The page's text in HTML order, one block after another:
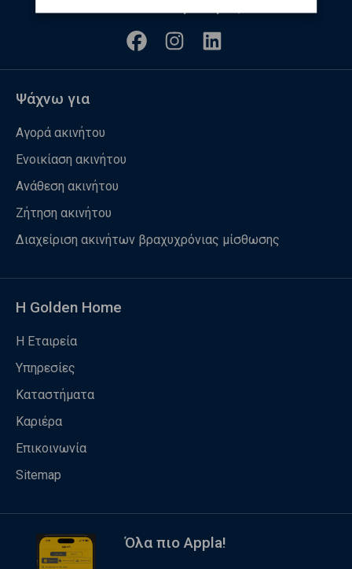
Ψάχνω για
Αγορά ακινήτου
Ενοικίαση ακινήτου
Ανάθεση ακινήτου
Ζήτηση ακινήτου
Διαχείριση ακινήτων βραχυχρόνιας μίσθωσης
Η Golden Home
Η Εταιρεία
Υπηρεσίες
Καταστήματα
Καριέρα
Επικοινωνία
Sitemap
Όλα πιο Appla!